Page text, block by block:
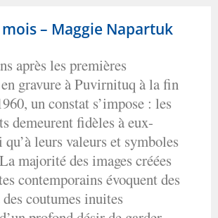
– Maggie Napartuk
après les premières
gravure à Puvirnituq à la fin
un constat s’impose : les
demeurent fidèles à eux-
leurs valeurs et symboles
majorité des images créées
contemporains évoquent des
coutumes inuites